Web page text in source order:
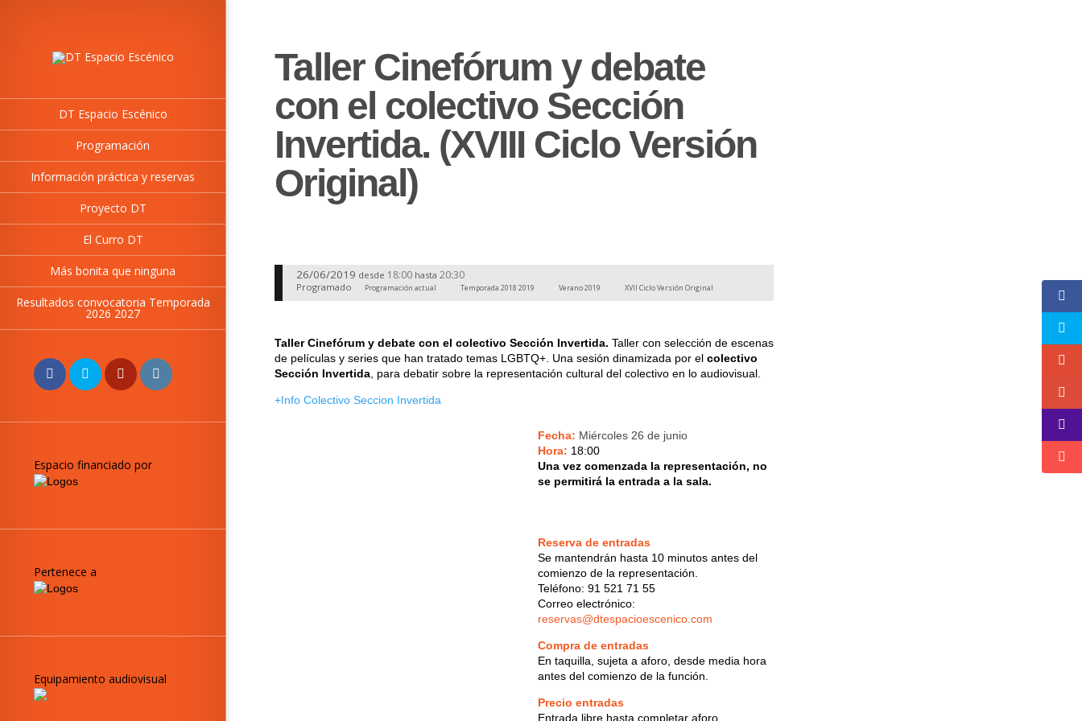
DT Espacio Escénico
Programación
Información práctica y reservas
Proyecto DT
El Curro DT
Más bonita que ninguna
Resultados convocatoria Temporada
2026 2027
Espacio financiado por
Pertenece a
Equipamiento audiovisual
Taller Cinefórum y debate
con el colectivo Sección
Invertida. (XVIII Ciclo Versión
Original)
26/06/2019 desde 18:00 hasta 20:30
Programado Programación actual Temporada 2018 2019 Verano 2019 XVII Ciclo Versión Original
Taller Cinefórum y debate con el colectivo Sección Invertida. Taller con selección de escenas
de películas y series que han tratado temas LGBTQ+. Una sesión dinamizada por el colectivo
Sección Invertida , para debatir sobre la representación cultural del colectivo en lo audiovisual.
+Info Colectivo Seccion Invertida
Fecha: Miércoles 26 de junio
Hora: 18:00
Una vez comenzada la representación, no
se permitirá la entrada a la sala.
Reserva de entradas
Se mantendrán hasta 10 minutos antes del
comienzo de la representación.
Teléfono: 91 521 71 55
Correo electrónico:
reservas@dtespacioescenico.com
Compra de entradas
En taquilla, sujeta a aforo, desde media hora
antes del comienzo de la función.
Precio entradas
Entrada libre hasta completar aforo